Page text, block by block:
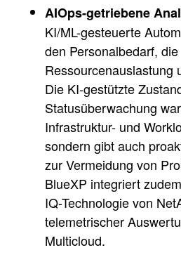
AIOps-getriebene
KI/ML-gesteuerte
den Personalbedarf, die
Ressourcenauslastung
Die KI-gestützte
Statusüberwachung
Infrastruktur- und
sondern gibt auch
zur Vermeidung von
BlueXP integriert
IQ-Technologie von
telemetrischer
Multicloud.